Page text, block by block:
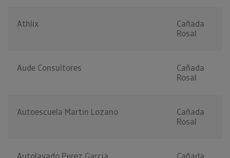
Athlix
Cañada
Rosal
Aude Consultores
Cañada
Rosal
Autoescuela Martin Lozano
Cañada
Rosal